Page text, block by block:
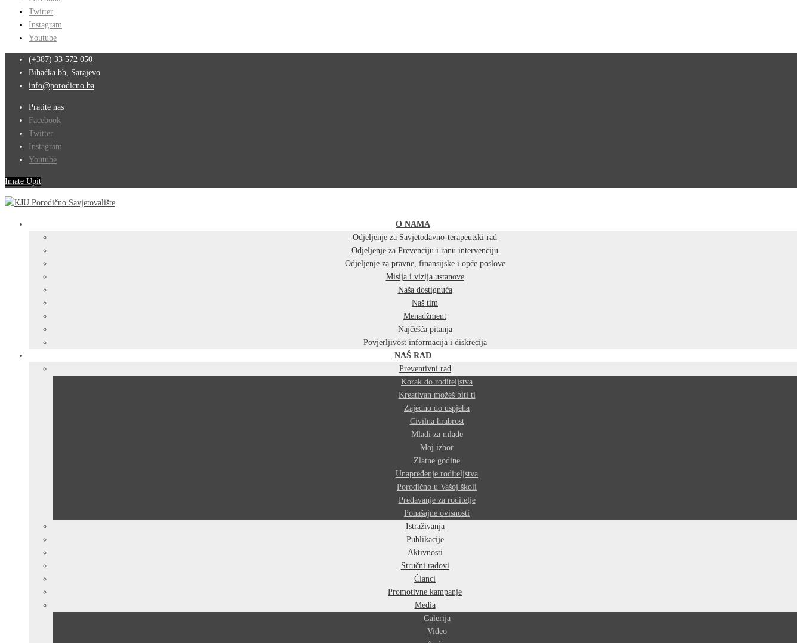
Twitter
Instagram
Youtube
(+387) 33 572 050
Bihaćka bb, Sarajevo
info@porodicno.ba
Pratite nas
Facebook
Twitter
Instagram
Youtube
Imate Upit
O NAMA
Odjeljenje za Savjetodavno-terapeutski rad
Odjeljenje za Prevenciju i ranu intervenciju
Odjeljenje za pravne, finansijske i opće poslove
Misija i vizija ustanove
Naša dostignuća
Naš tim
Menadžment
Najčešća pitanja
Povjerljivost informacija i diskrecija
NAŠ RAD
Preventivni rad
Korak do roditeljstva
Kreativan možeš biti ti
Zajedno do uspjeha
Civilna hrabrost
Mladi za mlade
Moj izbor
Zlatne godine
Unapređenje roditeljstva
Porodično u Vašoj školi
Predavanje za roditelje
Ponašajne ovisnosti
Istraživanja
Publikacije
Aktivnosti
Stručni radovi
Članci
Promotivne kampanje
Media
Galerija
Video